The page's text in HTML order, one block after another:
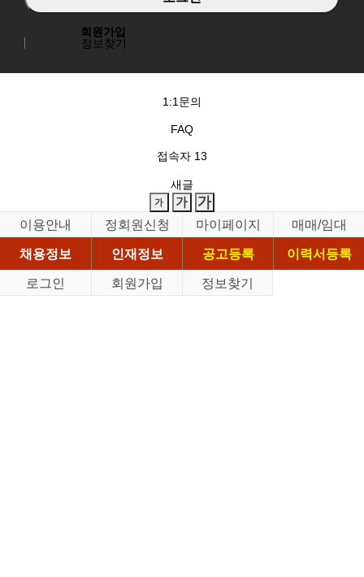
회원가입
정보찾기
1:1문의
FAQ
접속자 13
새글
이용안내 정회원신청 마이페이지
매매/임대
채용정보
인재정보 공고등록
이력서등록
로그인
회원가입 정보찾기